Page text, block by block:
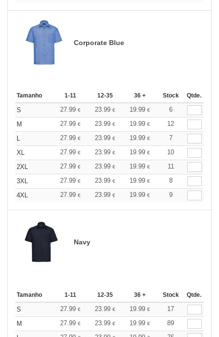
Corporate Blue
Tamanho 1-11 12-35 36 + Stock Qtde.
S 27.99 € 23.99 € 19.99 €
6
M
27.99 € 23.99 € 19.99 €
12
L
27.99 € 23.99 € 19.99 €
7
XL
27.99 € 23.99 € 19.99 €
10
2XL
27.99 € 23.99 € 19.99 €
11
3XL
27.99 € 23.99 € 19.99 €
8
4XL
27.99 € 23.99 € 19.99 € 9
Navy
Tamanho 1-11 12-35 36 + Stock Qtde.
S 27.99 € 23.99 € 19.99 €
17
M
27.99 € 23.99 € 19.99 €
89